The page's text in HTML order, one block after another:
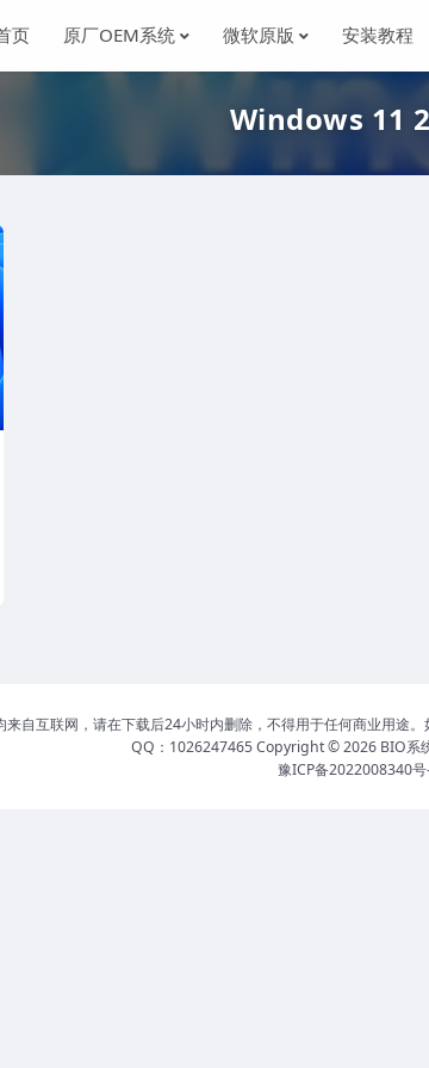
页 原厂OEM系统 微软原版 安装教程
Windows 11
自互联网，请在下载后24小时内删除，不得用于任何商业用途
QQ：1026247465 Copyright © 2026 BIO系
豫ICP备2022008340